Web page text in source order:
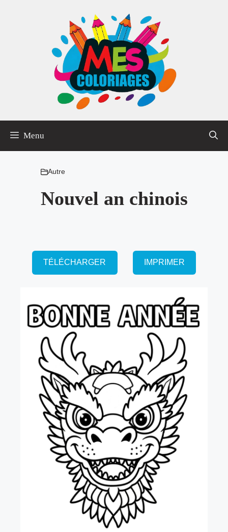
Menu
Autre
Nouvel an chinois
TÉLÉCHARGER IMPRIMER